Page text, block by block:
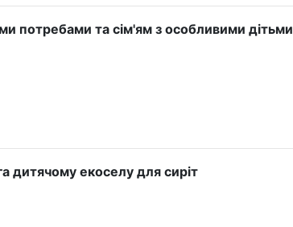
потребами та сім'ям з особливими дітьми
дитячому екоселу для сиріт